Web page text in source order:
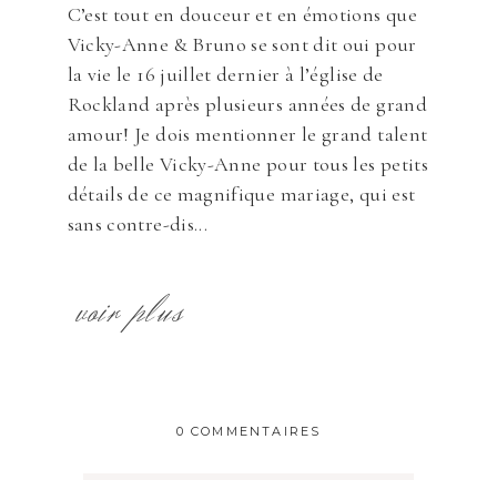
C’est tout en douceur et en émotions que
Vicky-Anne & Bruno se sont dit oui pour
la vie le 16 juillet dernier à l’église de
Rockland après plusieurs années de grand
amour! Je dois mentionner le grand talent
de la belle Vicky-Anne pour tous les petits
détails de ce magnifique mariage, qui est
sans contre-dis...
voir plus
0 COMMENTAIRES